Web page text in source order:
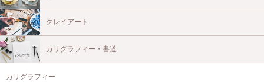
クレイアート
カリグラフィー・書道
カリグラフィー